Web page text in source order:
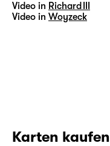
Video in Richard III
Video in Woyzeck
Karten kaufen